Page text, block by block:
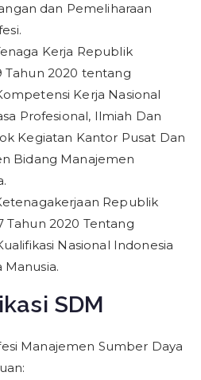
dan Pemeliharaan
Kerja Republik
Tahun 2020 tentang
Kerja Nasional
Profesional, Ilmiah Dan
Kegiatan Kantor Pusat Dan
Bidang Manajemen
Republik
Tahun 2020 Tentang
Nasional Indonesia
SDM
Manajemen Sumber Daya